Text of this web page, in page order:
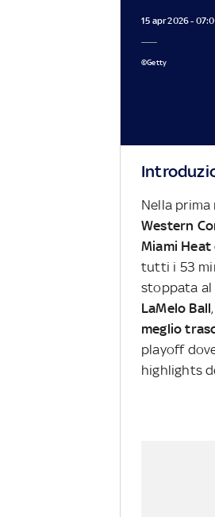
15 apr 2026 -
©Getty
Nella
Western
Miami Heat
tutti i 53
stoppata al
LaMelo Ball
meglio
playoff
highlights